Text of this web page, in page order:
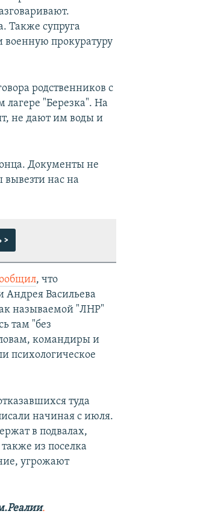
Также супруга
военную прокуратуру
родственников с
"Березка". На
не дают им воды и
Документы не
вывезти нас на
>
, что
Андрея Васильева
называемой "ЛНР"
там "без
командиры и
психологическое
туда
начиная с июля.
в подвалах,
из поселка
угрожают
.